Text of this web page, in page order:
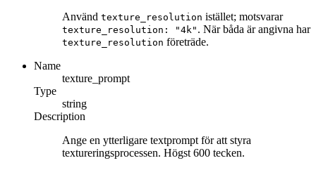
Använd texture_resolution istället; motsvarar
texture_resolution: "4k" . När båda är angivna har
texture_resolution företräde.
Name
texture_prompt
Type
string
Description
Ange en ytterligare textprompt för att styra
textureringsprocessen. Högst 600 tecken.